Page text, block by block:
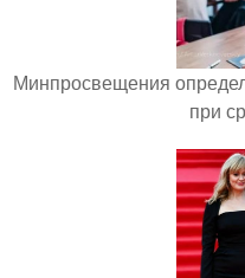
Минпросвещения
при